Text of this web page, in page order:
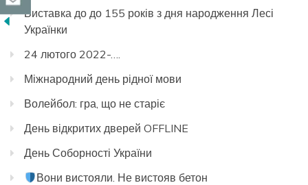
Виставка до до 155 років з дня народження Лесі
Українки
24 лютого 2022-….
Міжнародний день рідної мови
Волейбол: гра, що не старіє
День відкритих дверей OFFLINE
День Соборності України
Вони вистояли. Не вистояв бетон